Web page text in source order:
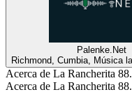
Palenke.Net
Richmond, Cumbia, Música
Acerca de La Rancherita
Acerca de La Rancherita